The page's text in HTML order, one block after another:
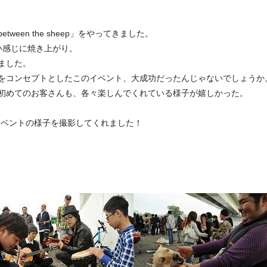
the sheep」をやってきました。
じに焼き上がり。
た。
コンセプトとしたこのイベント、大成功だったんじゃないでしょうか
てのお客さんも、各々楽しんでくれている様子が嬉しかった。
ントの様子を撮影してくれました！